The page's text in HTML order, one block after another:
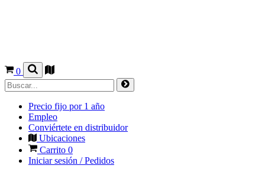
0
Precio fijo por 1 año
Empleo
Conviértete en distribuidor
Ubicaciones
Carrito 0
Iniciar sesión / Pedidos